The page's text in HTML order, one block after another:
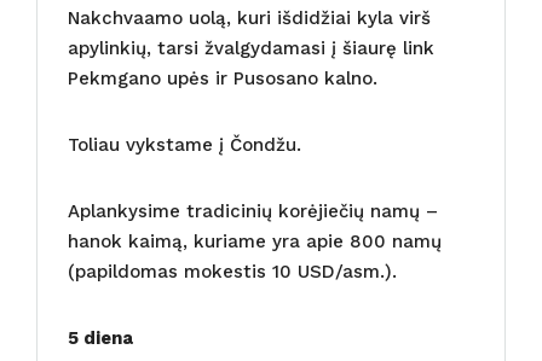
Nakchvaamo uolą, kuri išdidžiai kyla virš
apylinkių, tarsi žvalgydamasi į šiaurę link
Pekmgano upės ir Pusosano kalno.
Toliau vykstame į Čondžu.
Aplankysime tradicinių korėjiečių namų –
hanok kaimą, kuriame yra apie 800 namų
(papildomas mokestis 10 USD/asm.).
5 diena